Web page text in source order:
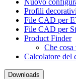
Profili
File CAD per
File CAD per
Product Finder
Che
Calcolatore del
Downloads